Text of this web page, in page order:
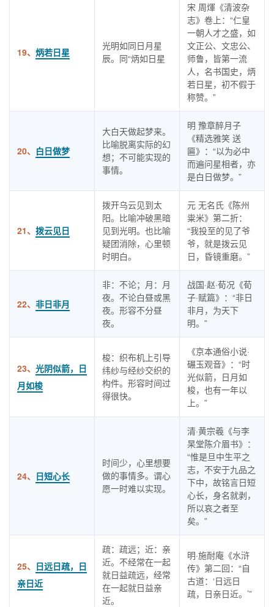
19、 炳若日星
光明如同日月星
辰。同“炳如日星
宋 周煇《清波杂
志》卷上：“仁皇
一朝人才之盛，如
文正公、文忠公、
师鲁，皆第一流
人，名书国史，炳
若日星，初不假于
称赞。”
20、 白日做梦
大白天做起梦来。
比喻脱离实际的幻
想；不可能实现的
事情。
明 豫章醉月子
《精选雅笑 送
匾》：“以为必中
而遍问星相者，亦
是白日做梦。”
21、 拨云见日
拨开乌云见到太
阳。比喻冲破黑暗
见到光明。也比喻
疑团消除，心里顿
时明白。
元 无名氏《陈州
粜米》第二折：
“我投至的见了爷
爷，就是拨云见
日，昏镜重磨。”
22、 非日非月
非：不论；月：月
夜。不论白昼或黑
夜。形容不分昼
夜。
战国·赵·荀况《荀
子·赋篇》：“非日
非月，为天下
明。”
23、 光阴似箭，日
月如梭
梭：织布机上引导
纬纱与经纱交织的
构件。形容时间过
得很快。
《京本通俗小说·
碾玉观音》：“时
光似箭，日月如
梭，也有一年以
上。”
24、 日短心长
时间少，心里想要
做的事情多。谓心
愿一时难以实现。
清·黄宗羲《与李
杲堂陈介眉书》：
“惟是旦中生平之
志，不安于九品之
下中，故铭言日短
心长，身名就剥，
所以哀之者至
矣。”
25、 日远日疏，日
亲日近
疏：疏远；近：亲
近。不经常在一起
就日益疏远，经常
在一起就日益亲
近。
明·施耐庵《水浒
传》第二回：“自
古道：‘日远日
疏，日亲日近。’”